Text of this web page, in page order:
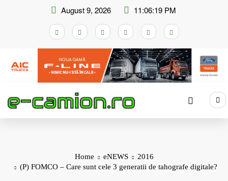
August 9, 2026 11:06:20 PM
Home eNEWS
2016
(P) FOMCO – Care sunt cele 3 generatii de tahografe digitale?